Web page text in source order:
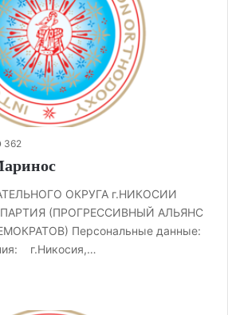
362
ОКРУГА г.НИКОСИИ
(ПРОГРЕССИВНЫЙ АЛЬЯНС
Персональные данные:
г.Никосия,…